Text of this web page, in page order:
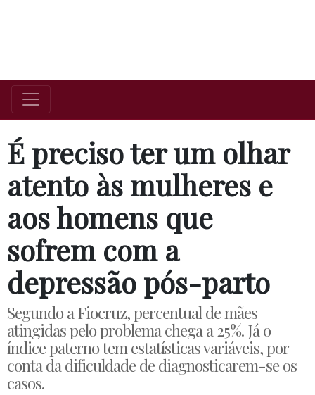
É preciso ter um olhar
atento às mulheres e
aos homens que
sofrem com a
depressão pós-parto
Segundo a Fiocruz, percentual de mães
atingidas pelo problema chega a 25%. Já o
índice paterno tem estatísticas variáveis, por
conta da dificuldade de diagnosticarem-se os
casos.